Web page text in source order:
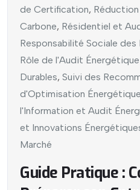
de Certification,
Carbone, Résidentiel et
Responsabilité Sociale des
Rôle de l'Audit Énergétique
Durables, Suivi des
d'Optimisation Énergétique
l'Information et Audit
et Innovations
Marché
Guide Pratique :